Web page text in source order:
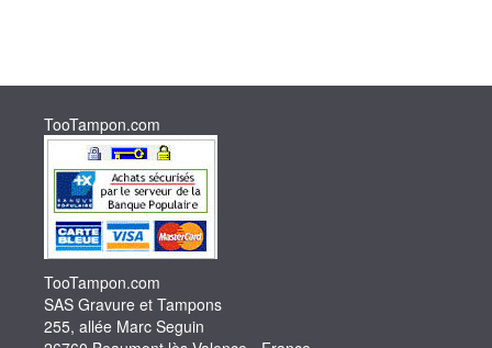
TooTampon.com
TooTampon.com
SAS Gravure et Tampons
255, allée Marc Seguin